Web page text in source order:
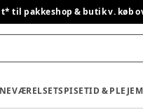
til pakkeshop & butik v. køb
SPISETID & PLEJE